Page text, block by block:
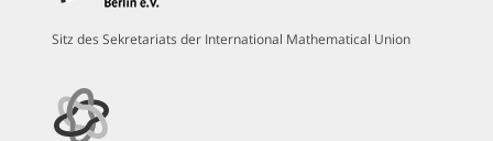
Sitz des Sekretariats der International Mathematical Union